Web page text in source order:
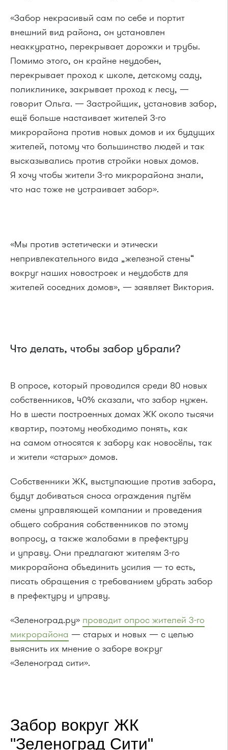
«Забор некрасивый сам по себе и портит
внешний вид района, он установлен
неаккуратно, перекрывает дорожки и трубы.
Помимо этого, он крайне неудобен,
перекрывает проход к школе, детскому саду,
поликлинике, закрывает проход к лесу, —
говорит Ольга. — Застройщик, установив забор,
ещё больше настаивает жителей 3-го
микрорайона против новых домов и их будущих
жителей, потому что большинство людей и так
высказывались против стройки новых домов.
Я хочу чтобы жители 3-го микрорайона знали,
что нас тоже не устраивает забор».
«Мы против эстетически и этически
непривлекательного вида „железной стены“
вокруг наших новостроек и неудобств для
жителей соседних домов», — заявляет Виктория.
Что делать, чтобы забор убрали?
В опросе, который проводился среди 80 новых
собственников, 40% сказали, что забор нужен.
Но в шести построенных домах ЖК около тысячи
квартир, поэтому необходимо понять, как
на самом относятся к забору как новосёлы, так
и жители «старых» домов.
Собственники ЖК, выступающие против забора,
будут добиваться сноса ограждения путём
смены управляющей компании и проведения
общего собрания собственников по этому
вопросу, а также жалобами в префектуру
и управу. Они предлагают жителям 3-го
микрорайона объединить усилия — то есть,
писать обращения с требованием убрать забор
в префектуру и управу.
«Зеленоград.ру» проводит опрос жителей 3-го
микрорайона — старых и новых — с целью
выяснить их мнение о заборе вокруг
«Зеленоград сити».